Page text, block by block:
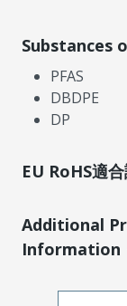
Substances
PFAS
DBDPE
DP
EU RoHS適
Additional
Information